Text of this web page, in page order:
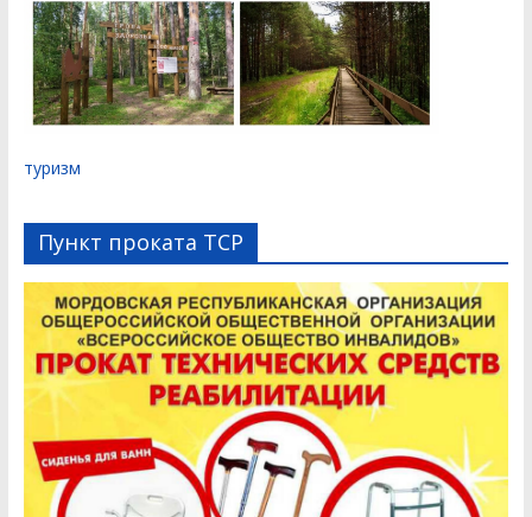
туризм
Пункт проката ТСР